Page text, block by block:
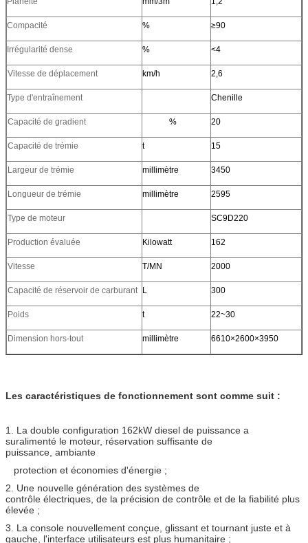
Compacité % ≥90
Irrégularité dense % <4
Vitesse de déplacement km/h 2,6
Type d'entraînement Chenille
Capacité de gradient % 20
Capacité de trémie t 15
Largeur de trémie millimètre 3450
Longueur de trémie millimètre 2595
Type de moteur SC9D220
Production évaluée Kilowatt 162
Vitesse T/MN 2000
Capacité de réservoir de carburant L 300
Poids t 22~30
Dimension hors-tout millimètre 6610×2600×3950
Les caractéristiques de fonctionnement sont comme suit :
1. La double configuration 162kW diesel de puissance a
suralimenté le moteur, réservation suffisante de
puissance, ambiante
protection et économies d'énergie ;
2. Une nouvelle génération des systèmes de
contrôle électriques, de la précision de contrôle et de la fiabilité plus
élevée ;
3. La console nouvellement conçue, glissant et tournant juste et à
gauche, l'interface utilisateurs est plus humanitaire ;